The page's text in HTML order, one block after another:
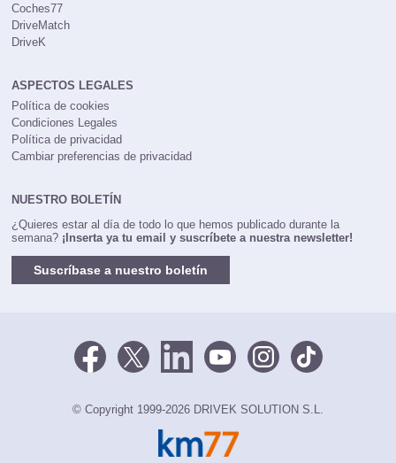
Coches77
DriveMatch
DriveK
ASPECTOS LEGALES
Política de cookies
Condiciones Legales
Política de privacidad
Cambiar preferencias de privacidad
NUESTRO BOLETÍN
¿Quieres estar al día de todo lo que hemos publicado durante la
semana? ¡Inserta ya tu email y suscríbete a nuestra newsletter!
Suscríbase a nuestro boletín
© Copyright 1999-2026 DRIVEK SOLUTION S.L.